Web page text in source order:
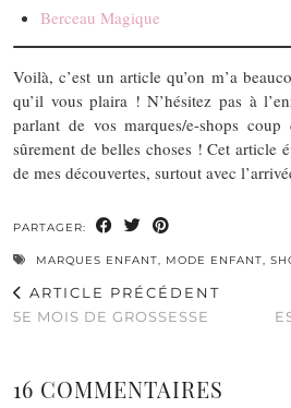
Berceau Magique
Voilà, c’est un article qu’on m’a
qu’il vous plaira ! N’hésitez pas à
parlant de vos marques/e-shops
sûrement de belles choses ! Cet article
de mes découvertes, surtout avec
PARTAGER:
MARQUES ENFANT, MODE ENFANT,
ARTICLE PRÉCÉDENT
5E MOIS DE GROSSESSE
16 COMMENTAIRES